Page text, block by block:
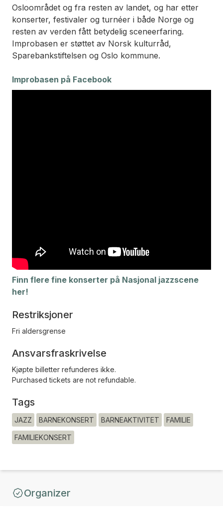
Osloområdet og fra resten av landet, og har etter
konserter, festivaler og turnéer i både Norge og
resten av verden fått betydelig sceneerfaring.
Improbasen er støttet av Norsk kulturråd,
Sparebankstiftelsen og Oslo kommune.
Improbasen på Facebook
Finn flere fine konserter på Nasjonal jazzscene
her!
Restriksjoner
Fri aldersgrense
Ansvarsfraskrivelse
Kjøpte billetter refunderes ikke.
Purchased tickets are not refundable.
Tags
JAZZ BARNEKONSERT BARNEAKTIVITET FAMILIE
FAMILIEKONSERT
Organizer